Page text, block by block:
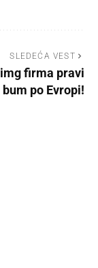
SLEDEĆA VEST
firma pravi
bum po Evropi!